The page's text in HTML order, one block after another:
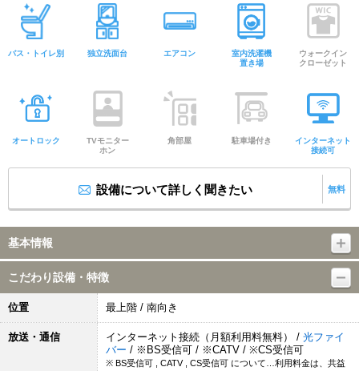
バス・トイレ別 独立洗面台 エアコン
室内洗濯機
置き場
ウォークイン
クローゼット
オートロック
TVモニター
ホン
角部屋 駐車場付き
インターネット
接続可
設備について詳しく聞きたい 無料
基本情報
こだわり設備・特徴
位置 最上階 / 南向き
放送・通信 インターネット接続（月額利用料無料） / 光ファイ
バー / ※BS受信可 / ※CATV / ※CS受信可
※ BS受信可 , CATV , CS受信可 について…利用料金は、共益